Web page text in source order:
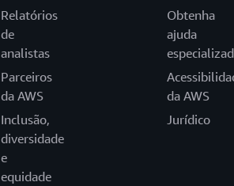
Relatórios
de
analistas
Parceiros
da AWS
Inclusão,
diversidade
e
equidade
Obtenha
ajuda
da AWS
Jurídico